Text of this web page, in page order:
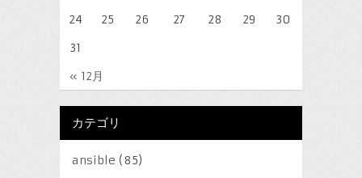
« 12月
24
25 26 27 28 29
30
31
カテゴリ
ansible (85)